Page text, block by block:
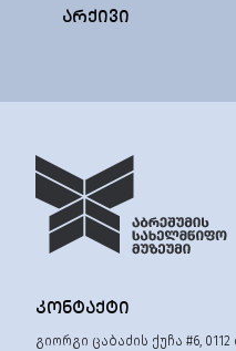
ᲐᲠᲥᲘᲕᲘ
ᲙᲝᲜᲢᲐᲥᲢᲘ
გიორგი ცაბაძის ქუჩა #6,